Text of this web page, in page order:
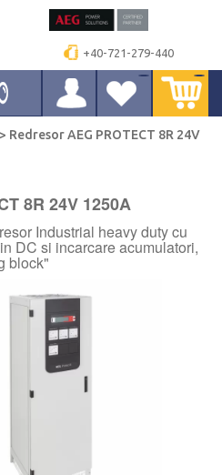
+40-721-279-440
> Redresor AEG PROTECT 8R 24V
8R 24V 1250A
Industrial heavy duty cu
DC si incarcare acumulatori,
block"